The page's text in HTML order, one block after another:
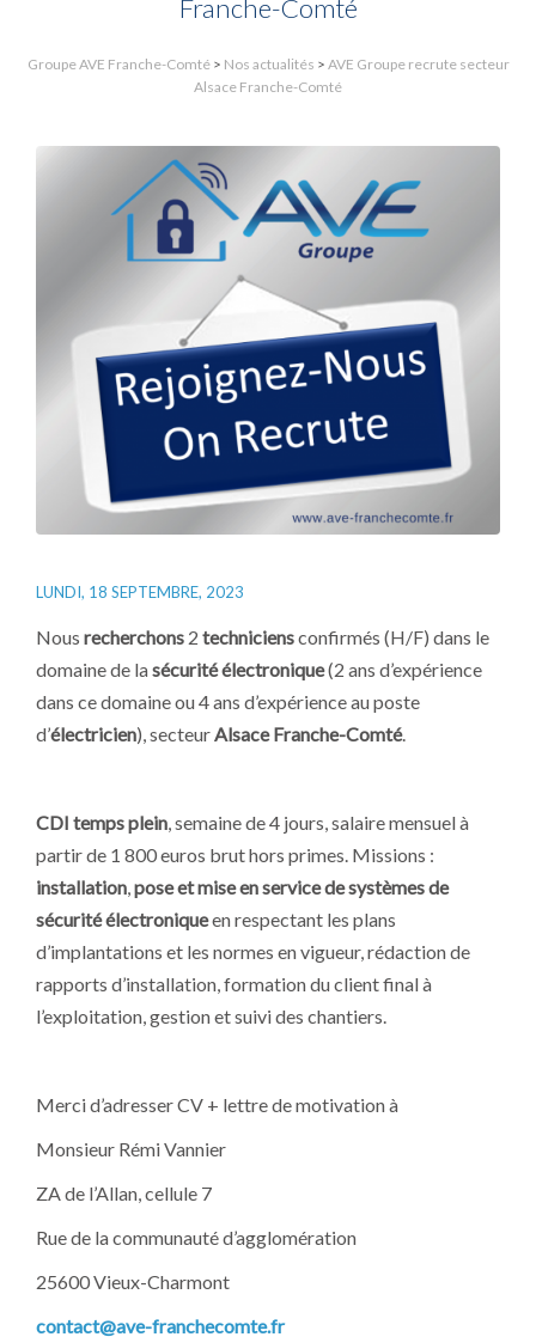
Franche-Comté
Groupe AVE Franche-Comté> Nos actualités > AVE Groupe recrute secteur
Alsace Franche-Comté
LUNDI, 18 SEPTEMBRE, 2023
Nous recherchons 2 techniciensconfirmés (H/F) dans le
domaine de lasécurité électronique(2 ans d’expérience
dans ce domaine ou 4 ans d’expérience au poste
d’électricien), secteurAlsace Franche-Comté.
CDI temps plein, semaine de 4 jours, salaire mensuel à
partir de 1 800 euros brut hors primes. Missions :
installation,pose et mise en service de systèmes de
sécurité électroniqueen respectant les plans
d’implantations et les normes en vigueur, rédaction de
rapports d’installation, formation du client final à
l’exploitation, gestion et suivi des chantiers.
Merci d’adresser CV + lettre de motivation à
Monsieur Rémi Vannier
ZA de l’Allan, cellule 7
Rue de la communauté d’agglomération
25600 Vieux-Charmont
contact@ave-franchecomte.fr